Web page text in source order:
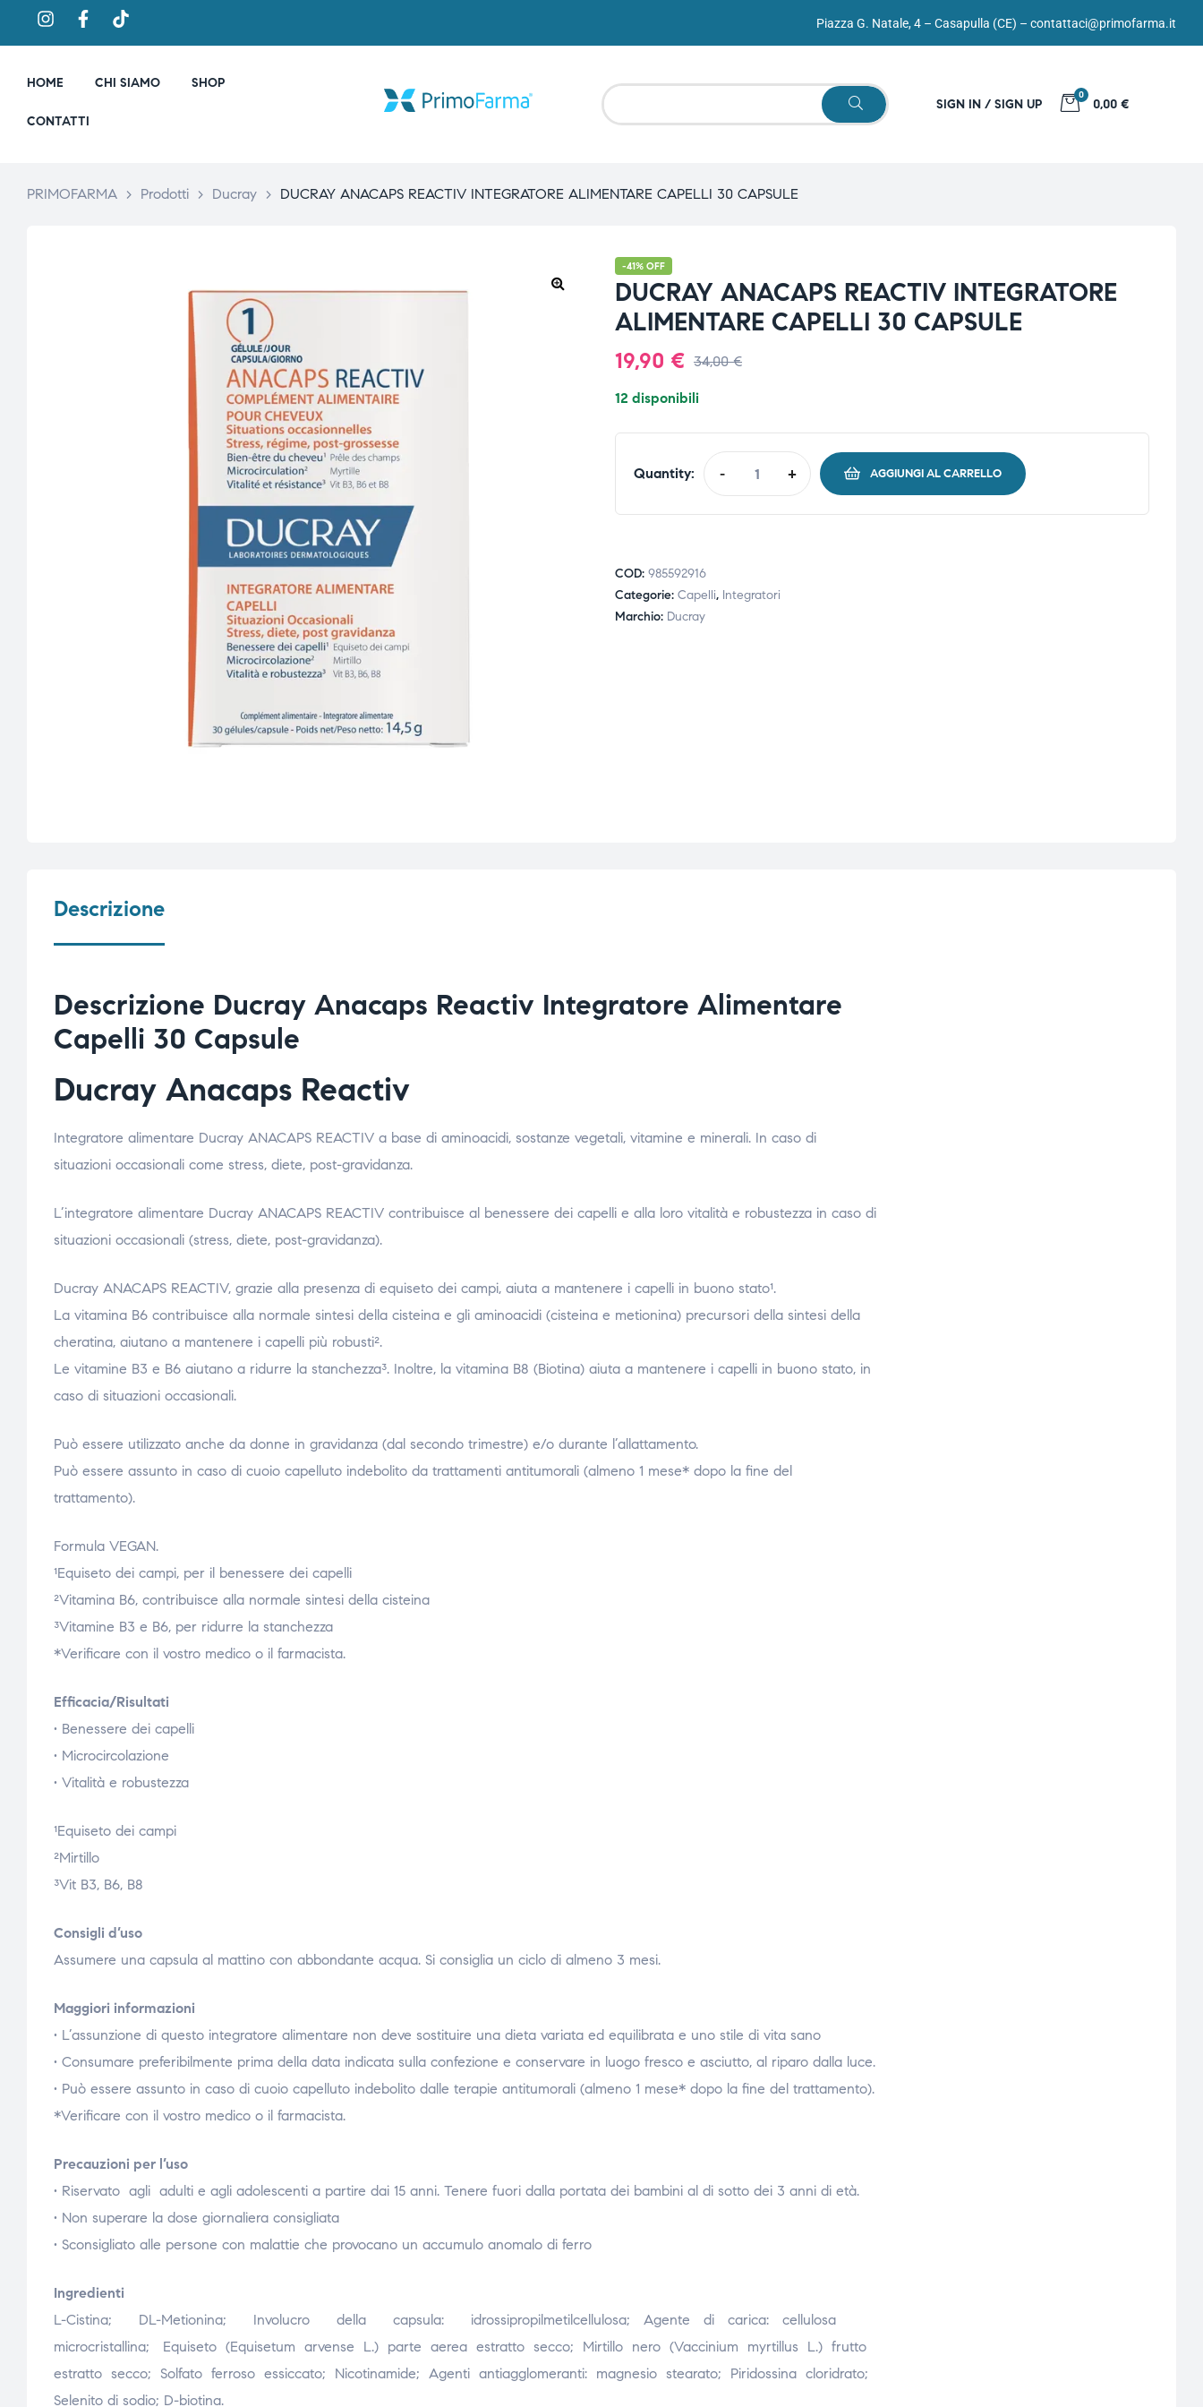
Piazza G. Natale, 4 – Casapulla (CE) – contattaci@primofarma.it
HOME CHI SIAMO SHOP
CONTATTI
SIGN IN / SIGN UP
0
0,00 €
PRIMOFARMA > Prodotti > Ducray > DUCRAY ANACAPS REACTIV INTEGRATORE ALIMENTARE CAPELLI 30 CAPSULE
-41% OFF
DUCRAY ANACAPS REACTIV INTEGRATORE
ALIMENTARE CAPELLI 30 CAPSULE
34,00€
19,90 €
12 disponibili
Quantity: - + AGGIUNGI AL CARRELLO
COD: 985592916
Categorie: Capelli, Integratori
Marchio: Ducray
Descrizione
Descrizione Ducray Anacaps Reactiv Integratore Alimentare
Capelli 30 Capsule
Ducray Anacaps Reactiv
Integratore alimentare Ducray ANACAPS REACTIV a base di aminoacidi, sostanze vegetali, vitamine e minerali. In caso di
situazioni occasionali come stress, diete, post-gravidanza.
L’integratore alimentare Ducray ANACAPS REACTIV contribuisce al benessere dei capelli e alla loro vitalità e robustezza in caso di
situazioni occasionali (stress, diete, post-gravidanza).
Ducray ANACAPS REACTIV, grazie alla presenza di equiseto dei campi, aiuta a mantenere i capelli in buono stato¹.
La vitamina B6 contribuisce alla normale sintesi della cisteina e gli aminoacidi (cisteina e metionina) precursori della sintesi della
cheratina, aiutano a mantenere i capelli più robusti².
Le vitamine B3 e B6 aiutano a ridurre la stanchezza³. Inoltre, la vitamina B8 (Biotina) aiuta a mantenere i capelli in buono stato, in
caso di situazioni occasionali.
Può essere utilizzato anche da donne in gravidanza (dal secondo trimestre) e/o durante l’allattamento.
Può essere assunto in caso di cuoio capelluto indebolito da trattamenti antitumorali (almeno 1 mese* dopo la fine del
trattamento).
Formula VEGAN.
¹Equiseto dei campi, per il benessere dei capelli
²Vitamina B6, contribuisce alla normale sintesi della cisteina
³Vitamine B3 e B6, per ridurre la stanchezza
*Verificare con il vostro medico o il farmacista.
Efficacia/Risultati
• Benessere dei capelli
• Microcircolazione
• Vitalità e robustezza
¹Equiseto dei campi
²Mirtillo
³Vit B3, B6, B8
Consigli d’uso
Assumere una capsula al mattino con abbondante acqua. Si consiglia un ciclo di almeno 3 mesi.
Maggiori informazioni
• L’assunzione di questo integratore alimentare non deve sostituire una dieta variata ed equilibrata e uno stile di vita sano
• Consumare preferibilmente prima della data indicata sulla confezione e conservare in luogo fresco e asciutto, al riparo dalla luce.
• Può essere assunto in caso di cuoio capelluto indebolito dalle terapie antitumorali (almeno 1 mese* dopo la fine del trattamento).
*Verificare con il vostro medico o il farmacista.
Precauzioni per l’uso
• Riservato agli adulti e agli adolescenti a partire dai 15 anni. Tenere fuori dalla portata dei bambini al di sotto dei 3 anni di età.
• Non superare la dose giornaliera consigliata
• Sconsigliato alle persone con malattie che provocano un accumulo anomalo di ferro
Ingredienti
L-Cistina; DL-Metionina; Involucro della capsula: idrossipropilmetilcellulosa; Agente di carica: cellulosa
microcristallina; Equiseto (Equisetum arvense L.) parte aerea estratto secco; Mirtillo nero (Vaccinium myrtillus L.) frutto
estratto secco; Solfato ferroso essiccato; Nicotinamide; Agenti antiagglomeranti: magnesio stearato; Piridossina cloridrato;
Selenito di sodio; D-biotina.